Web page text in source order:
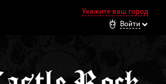
Укажите ваш город
Войти